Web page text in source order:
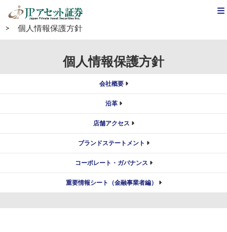
JPアセット証券>会社案内
> 個人情報保護方針
個人情報保護方針
会社概要
沿革
店舗アクセス
ブランドステートメント
コーポレート・ガバナンス
重要情報シート（金融事業者編）